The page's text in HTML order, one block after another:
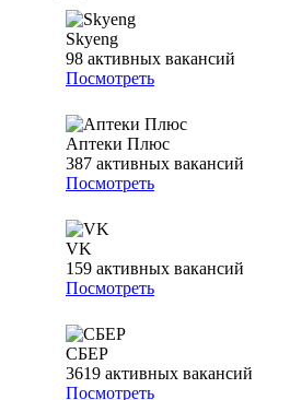
Skyeng
98 активных вакансий
Посмотреть
Аптеки Плюс
387 активных вакансий
Посмотреть
VK
159 активных вакансий
Посмотреть
СБЕР
3619 активных вакансий
Посмотреть